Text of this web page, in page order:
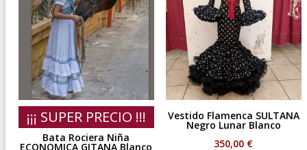
¡¡¡ SUPER PRECIO !!!
Bata Rociera Niña
ECONOMICA GITANA Blanco
Vestido Flamenca SULTANA
Negro Lunar Blanco
350,00 €